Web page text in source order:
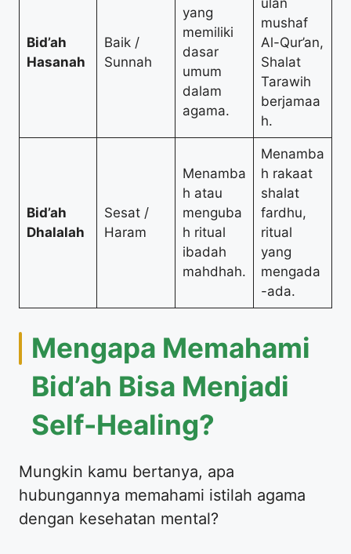
Bid’ah
Hasanah
Baik /
Sunnah
yang
memiliki
dasar
umum
dalam
agama.
ulan
mushaf
Al-Qur’an,
Shalat
Tarawih
berjamaa
h.
Bid’ah
Dhalalah
Sesat /
Haram
Menamba
h atau
menguba
h ritual
ibadah
mahdhah.
Menamba
h rakaat
shalat
fardhu,
ritual
yang
mengada
-ada.
Mengapa Memahami
Bid’ah Bisa Menjadi
Self-Healing?
Mungkin kamu bertanya, apa
hubungannya memahami istilah agama
dengan kesehatan mental?